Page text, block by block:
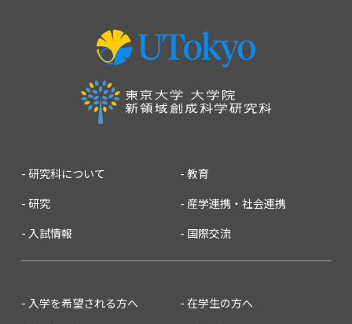
研究科について
教育
研究
産学連携・社会連携
入試情報
国際交流
入学を希望される方へ
在学生の方へ